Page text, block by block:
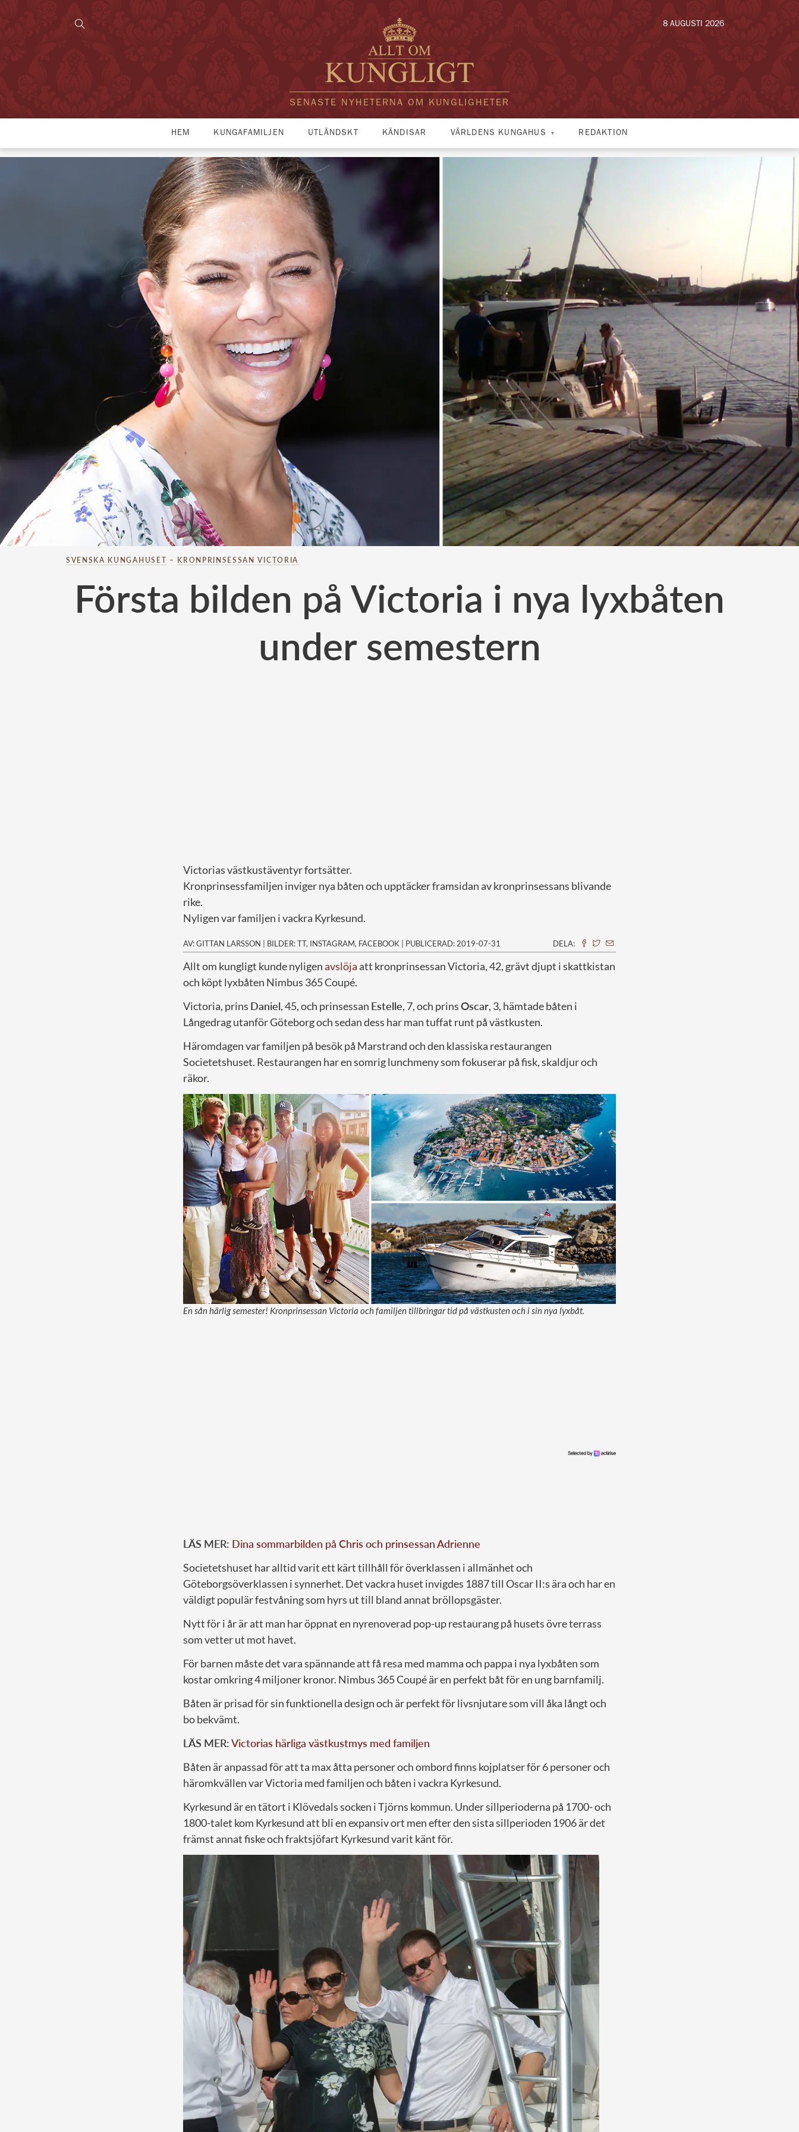
SENASTE NYHETERNA OM KUNGLIGHETER
8 AUGUSTI 2026
HEM KUNGAFAMILJEN UTLÄNDSKT KÄNDISAR VÄRLDENS KUNGAHUS REDAKTION
SVENSKA KUNGAHUSET – KRONPRINSESSAN VICTORIA
Första bilden på Victoria i nya lyxbåten
under semestern
Victorias västkustäventyr fortsätter.
Kronprinsessfamiljen inviger nya båten och upptäcker framsidan av kronprinsessans blivande
rike.
Nyligen var familjen i vackra Kyrkesund.
AV: GITTAN LARSSON | BILDER: TT, INSTAGRAM, FACEBOOK | PUBLICERAD: 2019-07-31 DELA:
Allt om kungligt kunde nyligenavslöja att kronprinsessan Victoria, 42, grävt djupt i skattkistan
och köpt lyxbåten Nimbus 365 Coupé.
Victoria, prins Daniel, 45, och prinsessan Estelle, 7, och prinsOscar, 3, hämtade båten i
Långedrag utanför Göteborg och sedan dess har man tuffat runt på västkusten.
Häromdagen var familjen på besök på Marstrand och den klassiska restaurangen
Societetshuset. Restaurangen har en somrig lunchmeny som fokuserar på fisk, skaldjur och
räkor.
En sån härlig semester! Kronprinsessan Victoria och familjen tillbringar tid på västkusten och i sin nya lyxbåt.
LÄS MER: Dina sommarbilden på Chris och prinsessan Adrienne
Societetshuset har alltid varit ett kärt tillhåll för överklassen i allmänhet och
Göteborgsöverklassen i synnerhet. Det vackra huset invigdes 1887 till Oscar II:s ära och har en
väldigt populär festvåning som hyrs ut till bland annat bröllopsgäster.
Nytt för i år är att man har öppnat en nyrenoverad pop-up restaurang på husets övre terrass
som vetter ut mot havet.
För barnen måste det vara spännande att få resa med mamma och pappa i nya lyxbåten som
kostar omkring 4 miljoner kronor. Nimbus 365 Coupé är en perfekt båt för en ung barnfamilj.
Båten är prisad för sin funktionella design och är perfekt för livsnjutare som vill åka långt och
bo bekvämt.
LÄS MER:Victorias härliga västkustmys med familjen
Båten är anpassad för att ta max åtta personer och ombord finns kojplatser för 6 personer och
häromkvällen var Victoria med familjen och båten i vackra Kyrkesund.
Kyrkesund är en tätort i Klövedals socken i Tjörns kommun. Under sillperioderna på 1700- och
1800-talet kom Kyrkesund att bli en expansiv ort men efter den sista sillperioden 1906 är det
främst annat fiske och fraktsjöfart Kyrkesund varit känt för.